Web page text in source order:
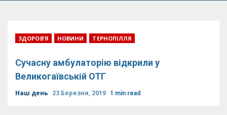
ЗДОРОВ’Я НОВИНИ ТЕРНОПІЛЛЯ
Сучасну амбулаторію відкрили у
Великогаївській ОТГ
Наш день 23 Березня, 2019 1 min read